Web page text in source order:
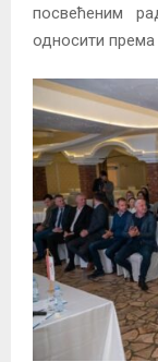
посвећеним
односити